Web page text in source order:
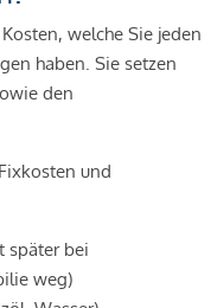
welche Sie jeden
haben. Sie setzen
den
und
später bei
weg)